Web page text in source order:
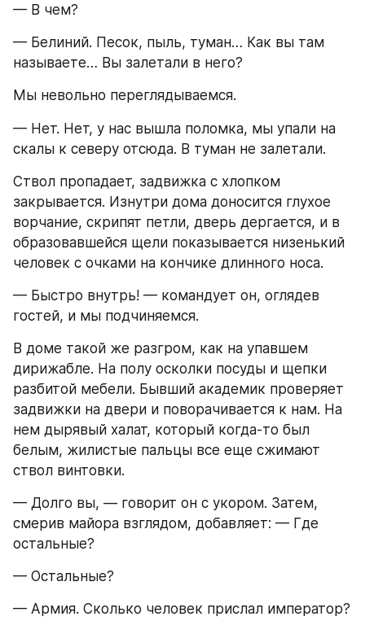
— В чем?
— Белиний. Песок, пыль, туман… Как вы там
называете… Вы залетали в него?
Мы невольно переглядываемся.
— Нет. Нет, у нас вышла поломка, мы упали на
скалы к северу отсюда. В туман не залетали.
Ствол пропадает, задвижка с хлопком
закрывается. Изнутри дома доносится глухое
ворчание, скрипят петли, дверь дергается, и в
образовавшейся щели показывается низенький
человек с очками на кончике длинного носа.
— Быстро внутрь! — командует он, оглядев
гостей, и мы подчиняемся.
В доме такой же разгром, как на упавшем
дирижабле. На полу осколки посуды и щепки
разбитой мебели. Бывший академик проверяет
задвижки на двери и поворачивается к нам. На
нем дырявый халат, который когда-то был
белым, жилистые пальцы все еще сжимают
ствол винтовки.
— Долго вы, — говорит он с укором. Затем,
смерив майора взглядом, добавляет: — Где
остальные?
— Остальные?
— Армия. Сколько человек прислал император?